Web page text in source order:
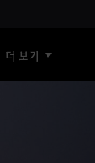
더 보기